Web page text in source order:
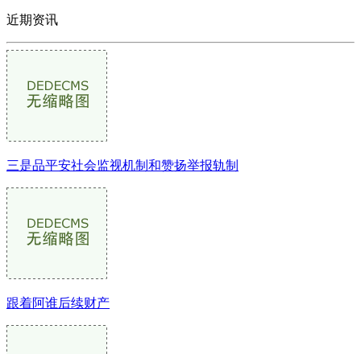
近期资讯
三是品平安社会监视机制和赞扬举报轨制
跟着阿谁后续财产